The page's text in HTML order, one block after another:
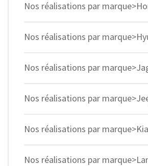
Nos réalisations par
Nos réalisations par
Nos réalisations par
Nos réalisations par
Nos réalisations par marque>Kia
Nos réalisations par